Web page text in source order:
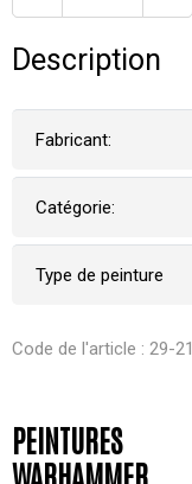
Description
Fabricant:
Catégorie:
Type de peinture
Code de l'article : 29-21
PEINTURES
WARHAMMER